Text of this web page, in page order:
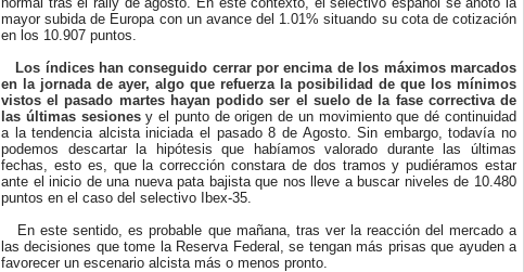
mayor subida de Europa con un avance del 1.01% situando su cota de cotización
en los 10.907 puntos.
Los índices han conseguido cerrar por encima de los máximos marcados
en la jornada de ayer, algo que refuerza la posibilidad de que los mínimos
vistos el pasado martes hayan podido ser el suelo de la fase correctiva de
las últimas sesionesy el punto de origen de un movimiento que dé continuidad
a la tendencia alcista iniciada el pasado 8 de Agosto. Sin embargo, todavía no
podemos descartar la hipótesis que habíamos valorado durante las últimas
fechas, esto es, que la corrección constara de dos tramos y pudiéramos estar
ante el inicio de una nueva pata bajista que nos lleve a buscar niveles de 10.480
puntos en el caso del selectivo Ibex-35.
En este sentido, es probable que mañana, tras ver la reacción del mercado a
las decisiones que tome la Reserva Federal, se tengan más prisas que ayuden a
favorecer un escenario alcista más o menos pronto.